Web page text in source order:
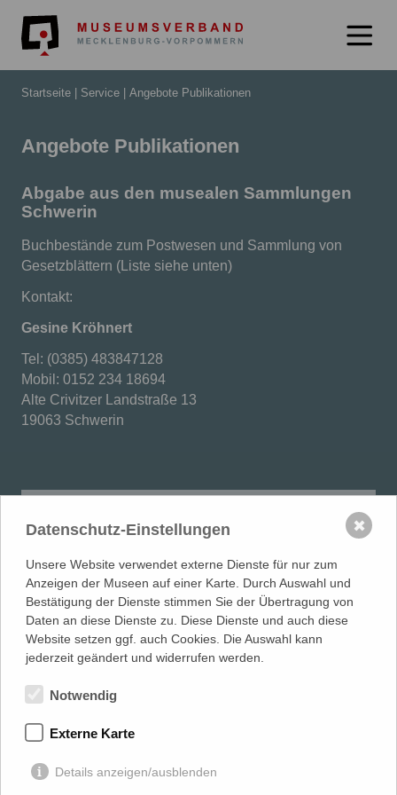
Startseite Service Angebote Publikationen
Angebote Publikationen
Abgabe aus den musealen Sammlungen
Schwerin
Buchbestände zum Postwesen und Sammlung von
Gesetzblättern (Liste siehe unten)
Kontakt:
Gesine Kröhnert
Tel: (0385) 483847128
Mobil: 0152 234 18694
Alte Crivitzer Landstraße 13
19063 Schwerin
Datenschutz-Einstellungen
Unsere Website verwendet externe Dienste für nur zum
Anzeigen der Museen auf einer Karte. Durch Auswahl und
Bestätigung der Dienste stimmen Sie der Übertragung von
Daten an diese Dienste zu. Diese Dienste und auch diese
Website setzen ggf. auch Cookies. Die Auswahl kann
jederzeit geändert und widerrufen werden.
Notwendig
Externe Karte
Details anzeigen/ausblenden
✖